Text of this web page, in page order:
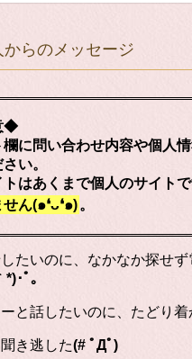
からのメッセージ
◆
欄に問い合わせ内容や個人
い。
はあくまで個人のサイトで
ん(๑❛ᴗ❛๑)。
たいのに、なかなか探せ
*)･ﾟ｡
と話したいのに、たどり着
き逃した(# ﾟДﾟ)